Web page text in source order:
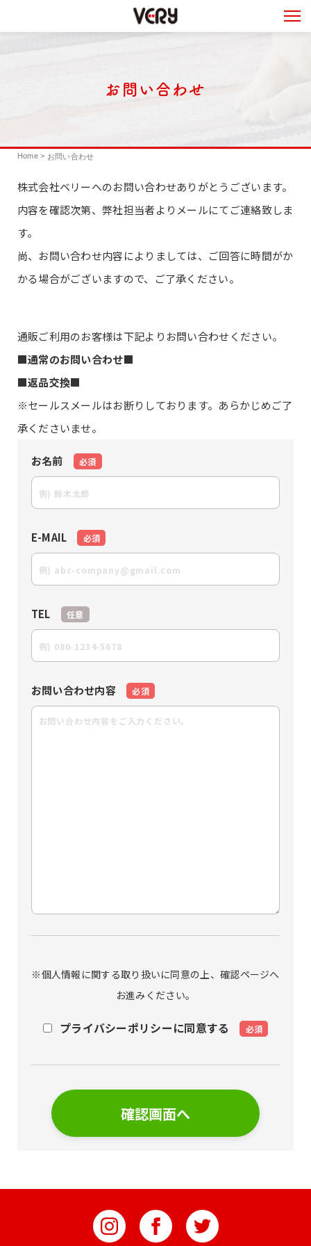
お問い合わせ
Home> お問い合わせ
株式会社ベリーへのお問い合わせありがとうございます。
内容を確認次第、弊社担当者よりメールにてご連絡致しま
す。
尚、お問い合わせ内容によりましては、ご回答に時間がか
かる場合がございますので、ご了承ください。
通販ご利用のお客様は下記よりお問い合わせください。
■通常のお問い合わせ■
■返品交換■
※セールスメールはお断りしております。あらかじめご了
承くださいませ。
お名前 必須
E-MAIL 必須
TEL 任意
お問い合わせ内容 必須
※個人情報に関する取り扱いに同意の上、確認ページへ
お進みください。
プライバシーポリシーに同意する 必須